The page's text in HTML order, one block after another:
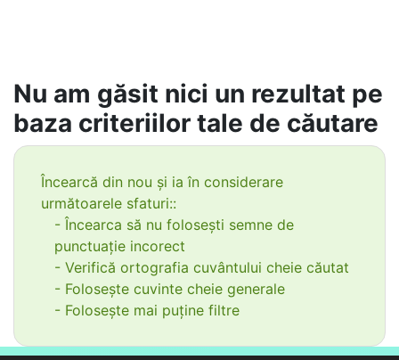
Nu am găsit nici un rezultat pe
baza criteriilor tale de căutare
Încearcă din nou și ia în considerare
următoarele sfaturi::
- Încearca să nu folosești semne de
punctuație incorect
- Verifică ortografia cuvântului cheie căutat
- Folosește cuvinte cheie generale
- Folosește mai puține filtre